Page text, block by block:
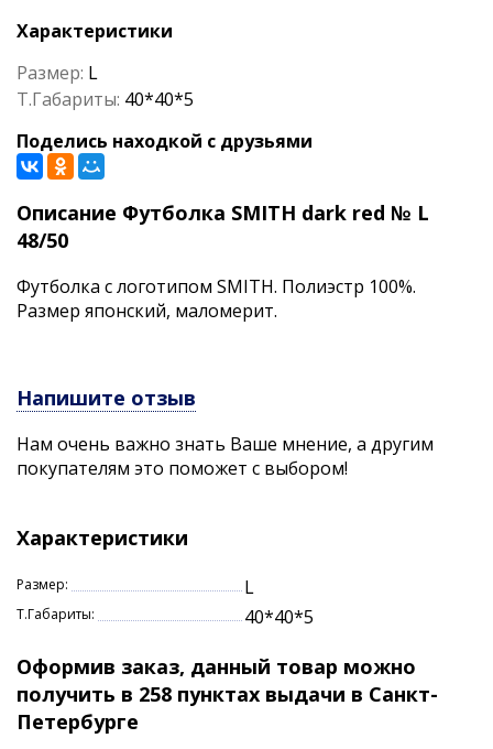
Характеристики
Размер: L
Т.Габариты: 40*40*5
Поделись находкой с друзьями
Описание Футболка SMITH dark red № L
48/50
Футболка с логотипом SMITH. Полиэстр 100%.
Размер японский, маломерит.
Напишите отзыв
Нам очень важно знать Ваше мнение, а другим
покупателям это поможет с выбором!
Характеристики
Размер: L
Т.Габариты: 40*40*5
Оформив заказ, данный товар можно
получить в 258 пунктах выдачи в Санкт-
Петербурге